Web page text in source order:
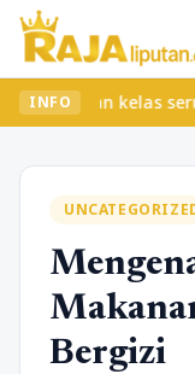
INFO
kelas seru dan
Bergizi